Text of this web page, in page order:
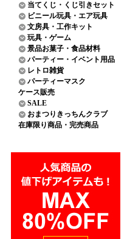
当てくじ・くじ引きセット
ビニール玩具・エア玩具
文房具・工作キット
玩具・ゲーム
景品お菓子・食品材料
パーティー・イベント用品
レトロ雑貨
パーティーマスク
ケース販売
SALE
おまつりきっちんクラブ
在庫限り商品・完売商品